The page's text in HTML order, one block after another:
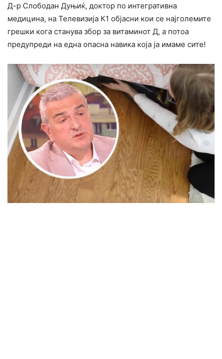
Д-р Слободан Дуњиќ, доктор по интегративна
медицина, на Телевизија К1 објасни кои се најголемите
грешки кога станува збор за витаминот Д, а потоа
предупреди на една опасна навика која ја имаме сите!